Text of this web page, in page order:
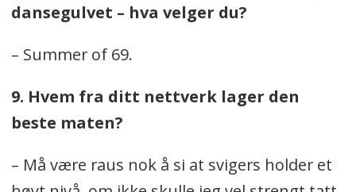
dansegulvet – hva velger du?
– Summer of 69.
9. Hvem fra ditt nettverk lager den
beste maten?
– Må være raus nok å si at svigers holder et